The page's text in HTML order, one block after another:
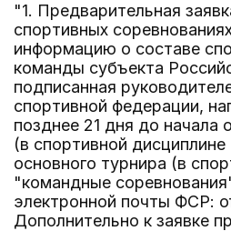
"1. Предварительная
спортивных
информацию о составе
команды субъекта
подписанная
спортивной федерации,
позднее 21 дня до начала
(в спортивной
основного турнира (в
"командные
электронной почты ФСР:
Дополнительно к заявке